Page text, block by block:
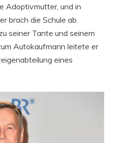
Adoptivmutter, und in
brach die Schule ab.
seiner Tante und seinem
Autokaufmann leitete er
eines